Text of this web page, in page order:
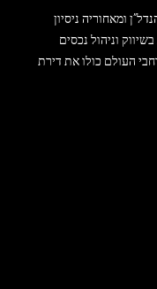
ומאחוריה ניסיון
בשיווק וניהול נכסים
העולם כולו את דירת